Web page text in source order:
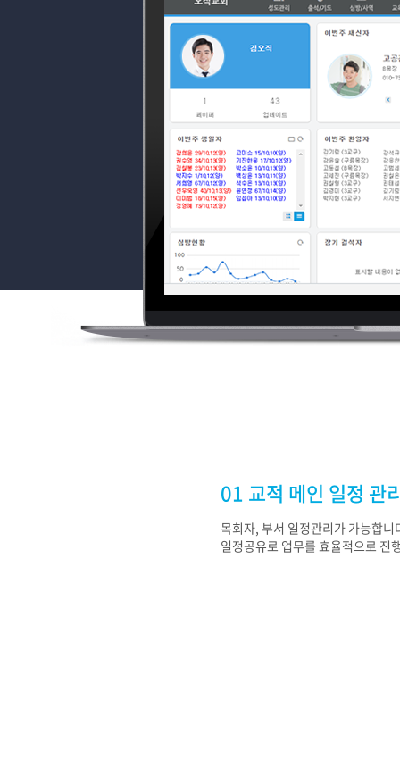
01 교적 메인 일정 관
목회자, 부서 일정관리가 가능합니
일정공유로 업무를 효율적으로 진